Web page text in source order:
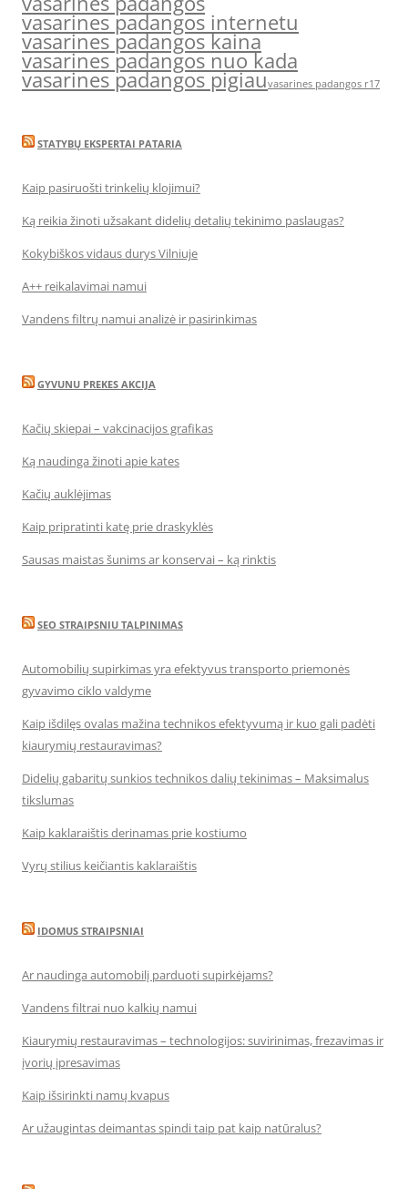
vasarines padangos internetu
vasarines padangos kaina
vasarines padangos nuo kada
vasarines padangos pigiauvasarines padangos r17
STATYBŲ EKSPERTAI PATARIA
Kaip pasiruošti trinkelių klojimui?
Ką reikia žinoti užsakant didelių detalių tekinimo paslaugas?
Kokybiškos vidaus durys Vilniuje
A++ reikalavimai namui
Vandens filtrų namui analizė ir pasirinkimas
GYVUNU PREKES AKCIJA
Kačių skiepai – vakcinacijos grafikas
Ką naudinga žinoti apie kates
Kačių auklėjimas
Kaip pripratinti katę prie draskyklės
Sausas maistas šunims ar konservai – ką rinktis
SEO STRAIPSNIU TALPINIMAS
Automobilių supirkimas yra efektyvus transporto priemonės
gyvavimo ciklo valdyme
Kaip išdilęs ovalas mažina technikos efektyvumą ir kuo gali padėti
kiaurymių restauravimas?
Didelių gabaritų sunkios technikos dalių tekinimas – Maksimalus
tikslumas
Kaip kaklaraištis derinamas prie kostiumo
Vyrų stilius keičiantis kaklaraištis
IDOMUS STRAIPSNIAI
Ar naudinga automobilį parduoti supirkėjams?
Vandens filtrai nuo kalkių namui
Kiaurymių restauravimas – technologijos: suvirinimas, frezavimas ir
įvorių įpresavimas
Kaip išsirinkti namų kvapus
Ar užaugintas deimantas spindi taip pat kaip natūralus?